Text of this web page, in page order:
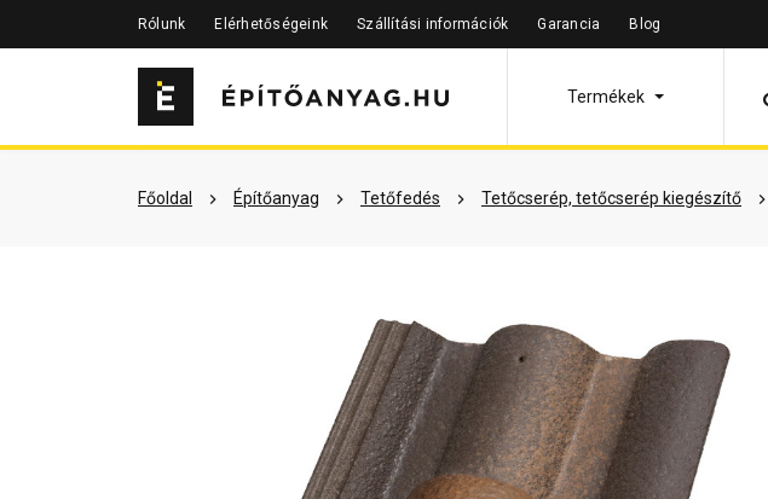
Rólunk Elérhetőségeink Szállítási információk Garancia Blog
Termékek
Főoldal Építőanyag Tetőfedés Tetőcserép, tetőcserép kiegészítő
Szükséged lehet rá Részletes leírás Termékinformáció